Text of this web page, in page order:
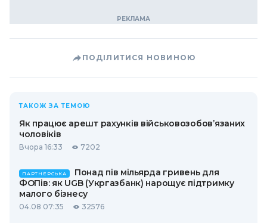
ПОДІЛИТИСЯ НОВИНОЮ
ТАКОЖ ЗА ТЕМОЮ
Як працює арешт рахунків військовозобов’язаних
чоловіків
Вчора 16:33 7202
ПАРТНЕРСЬКА
Понад пів мільярда гривень для
ФОПів: як UGB (Укргазбанк) нарощує підтримку
малого бізнесу
04.08 07:35 32576